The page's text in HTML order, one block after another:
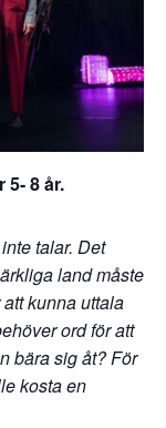
8 år.
talar. Det
land måste
kunna uttala
ord för att
bära sig åt? För
kosta en